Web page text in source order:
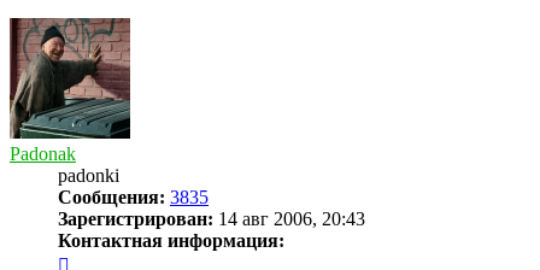
Padonak
padonki
Сообщения: 3835
Зарегистрирован: 14 авг 2006, 20:43
Контактная информация: